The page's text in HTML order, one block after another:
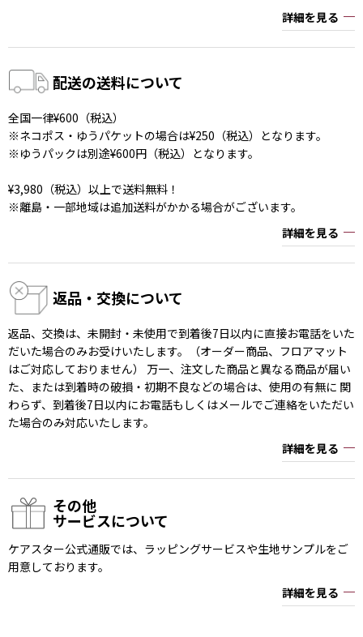
詳細を見る
配送の送料について
全国一律¥600（税込）
※ネコポス・ゆうパケットの場合は¥250（税込）となります。
※ゆうパックは別途¥600円（税込）となります。
¥3,980（税込）以上で送料無料！
※離島・一部地域は追加送料がかかる場合がございます。
詳細を見る
返品・交換について
返品、交換は、未開封・未使用で到着後7日以内に直接お電話をいた
だいた場合のみお受けいたします。（オーダー商品、フロアマット
はご対応しておりません） 万一、注文した商品と異なる商品が届い
た、または到着時の破損・初期不良などの場合は、使用の有無に 関
わらず、到着後7日以内にお電話もしくはメールでご連絡をいただい
た場合のみ対応いたします。
詳細を見る
その他
サービスについて
ケアスター公式通販では、ラッピングサービスや生地サンプルをご
用意しております。
詳細を見る